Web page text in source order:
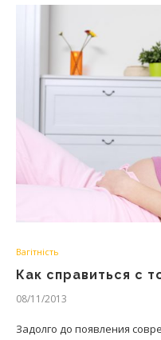
Вагітність
Как справиться с
08/11/2013
Задолго до появления